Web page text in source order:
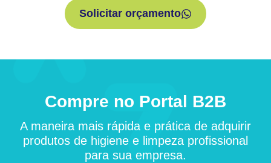
Solicitar orçamento
Compre no Portal B2B
A maneira mais rápida e prática de adquirir
produtos de higiene e limpeza profissional
para sua empresa.